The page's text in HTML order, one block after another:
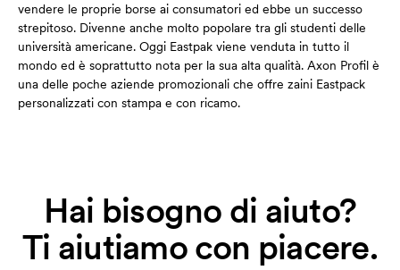
vendere le proprie borse ai consumatori ed ebbe un successo
strepitoso. Divenne anche molto popolare tra gli studenti delle
università americane. Oggi Eastpak viene venduta in tutto il
mondo ed è soprattutto nota per la sua alta qualità. Axon Profil è
una delle poche aziende promozionali che offre zaini Eastpack
personalizzati con stampa e con ricamo.
Hai bisogno di aiuto?
Ti aiutiamo con piacere.